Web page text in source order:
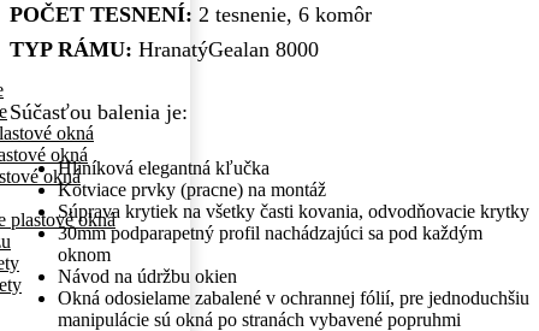
okná
okná
okná
plastové okná
POČET TESNENÍ: 2 tesnenie, 6 komôr
TYP RÁMU: HranatýGealan 8000
Súčasťou balenia je:
Hliníková elegantná kľučka
Kotviace prvky (pracne) na montáž
Súprava krytiek na všetky časti kovania, odvodňovacie krytky
30mm podparapetný profil nachádzajúci sa pod každým
oknom
Návod na údržbu okien
Okná odosielame zabalené v ochrannej fólií, pre jednoduchšiu
manipulácie sú okná po stranách vybavené popruhmi